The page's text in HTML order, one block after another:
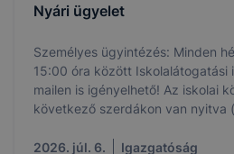
Nyári ügyelet
Személyes ügyintézés: Minden
15:00 óra között Iskolalátogatási
mailen is igényelhető! Az iskolai
következő szerdákon van nyitva
2026. júl. 6.
Igazgatóság